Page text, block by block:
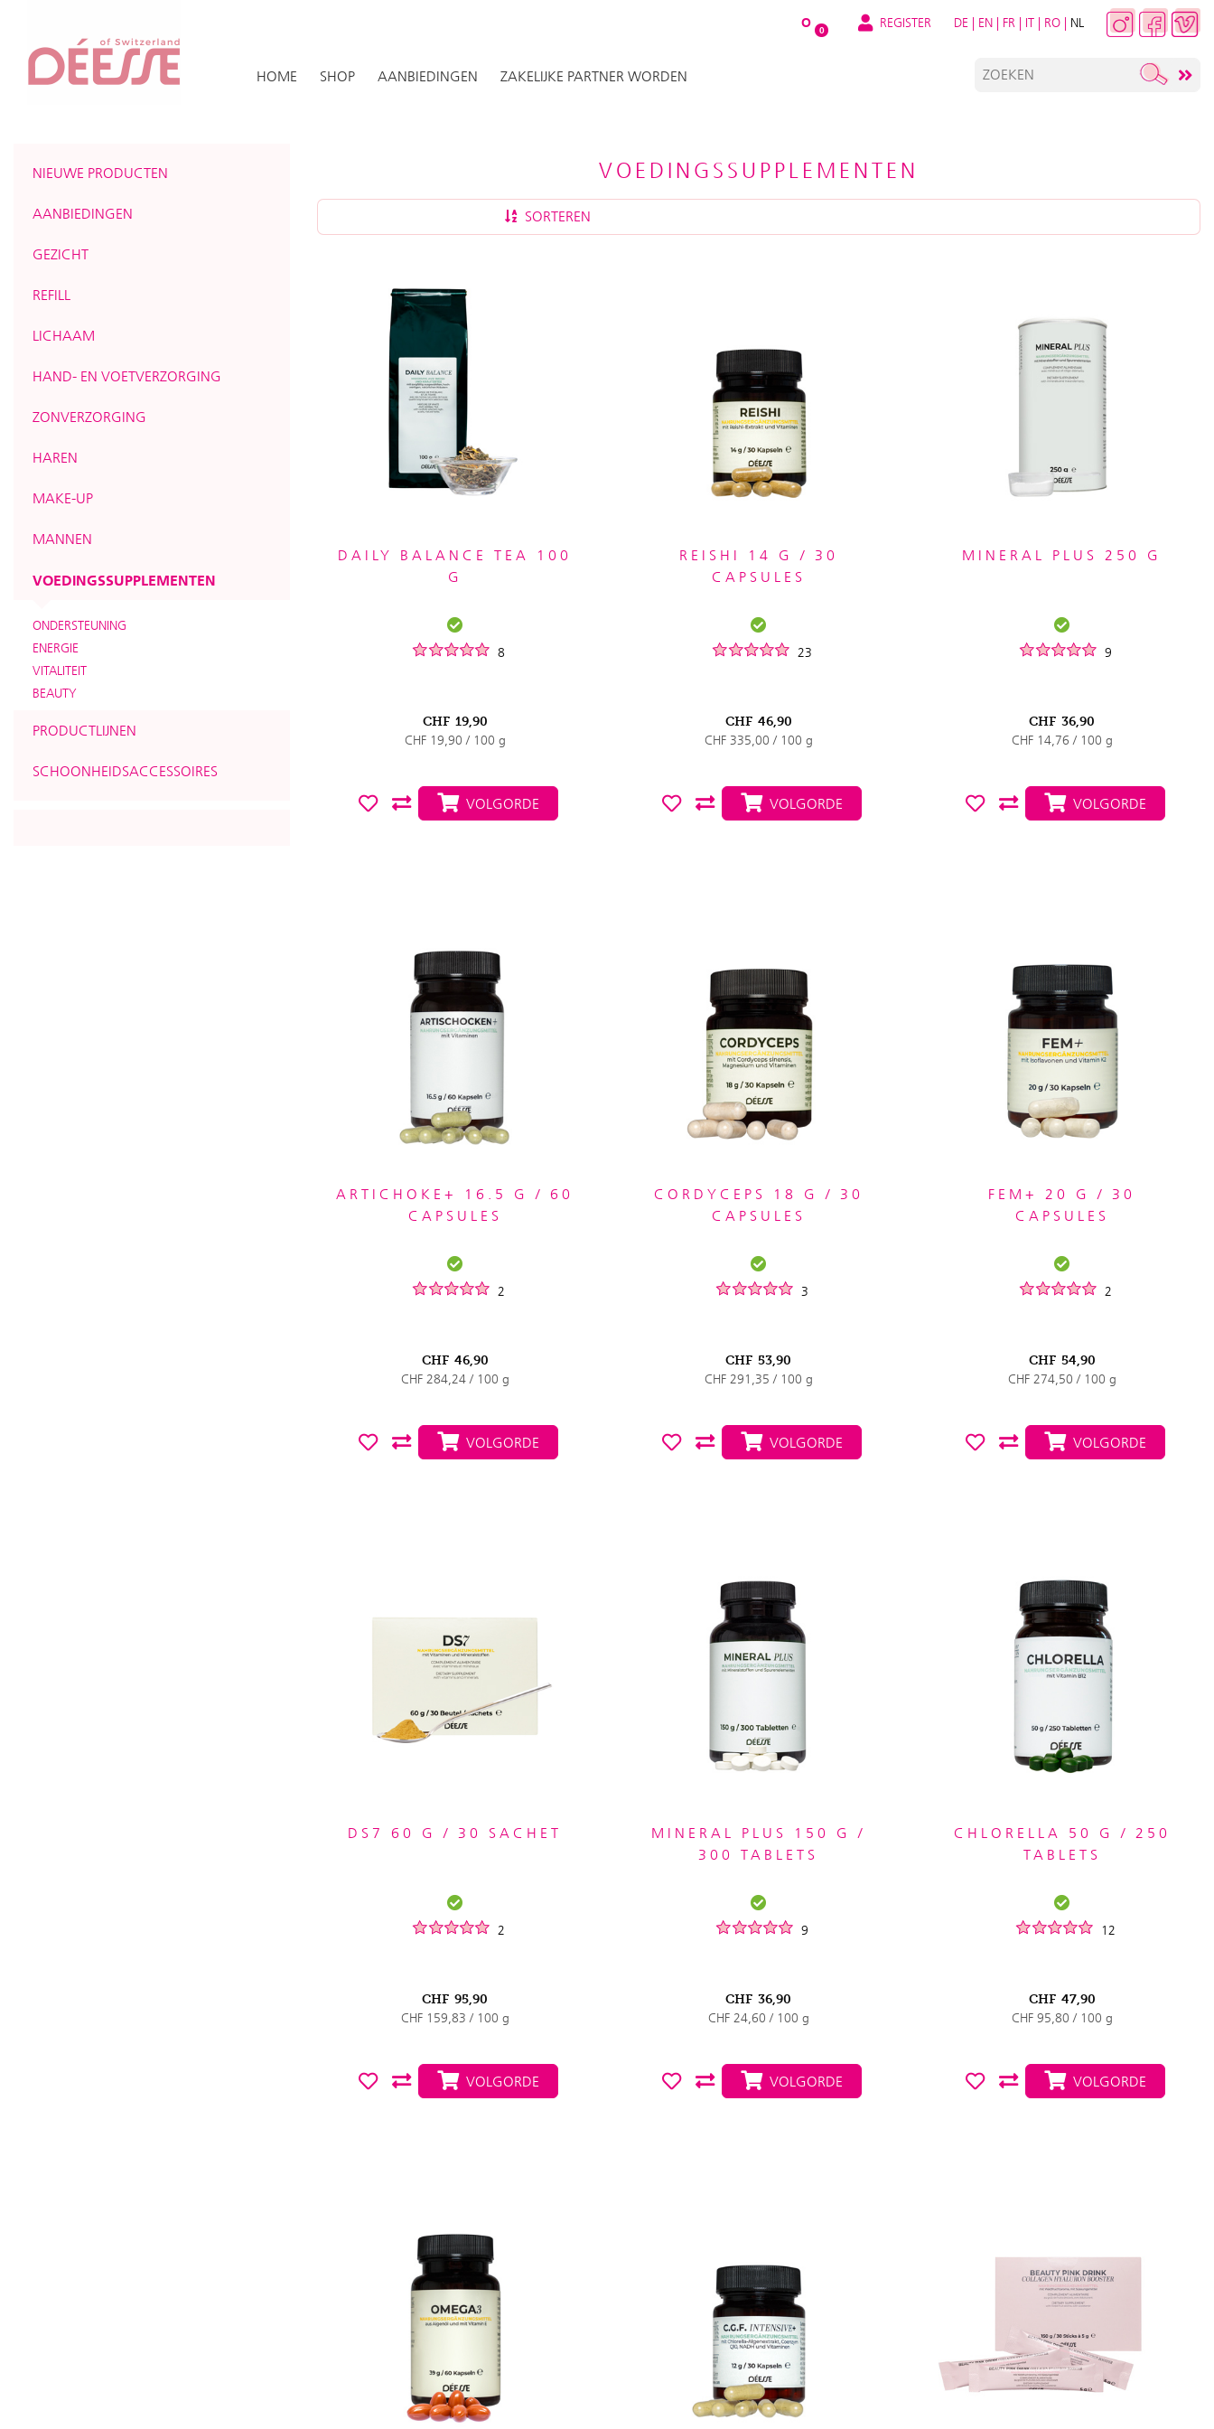
O 0 REGISTER DE | EN | FR | IT | RO | NL
HOME SHOP AANBIEDINGEN ZAKELIJKE PARTNER WORDEN
NIEUWE PRODUCTEN
AANBIEDINGEN
GEZICHT
REFILL
LICHAAM
HAND- EN VOETVERZORGING
ZONVERZORGING
HAREN
MAKE-UP
MANNEN
VOEDINGSSUPPLEMENTEN
ONDERSTEUNING
ENERGIE
VITALITEIT
BEAUTY
PRODUCTLIJNEN
SCHOONHEIDSACCESSOIRES
VOEDINGSSUPPLEMENTEN
SORTEREN
DAILY BALANCE TEA 100
G
8
CHF 19,90
CHF 19,90 / 100 g
VOLGORDE
REISHI 14 G / 30
CAPSULES
23
CHF 46,90
CHF 335,00 / 100 g
VOLGORDE
MINERAL PLUS 250 G
9
CHF 36,90
CHF 14,76 / 100 g
VOLGORDE
ARTICHOKE+ 16.5 G / 60
CAPSULES
2
CHF 46,90
CHF 284,24 / 100 g
VOLGORDE
CORDYCEPS 18 G / 30
CAPSULES
3
CHF 53,90
CHF 291,35 / 100 g
VOLGORDE
FEM+ 20 G / 30
CAPSULES
2
CHF 54,90
CHF 274,50 / 100 g
VOLGORDE
DS7 60 G / 30 SACHET
2
CHF 95,90
CHF 159,83 / 100 g
VOLGORDE
MINERAL PLUS 150 G /
300 TABLETS
9
CHF 36,90
CHF 24,60 / 100 g
VOLGORDE
CHLORELLA 50 G / 250
TABLETS
12
CHF 47,90
CHF 95,80 / 100 g
VOLGORDE